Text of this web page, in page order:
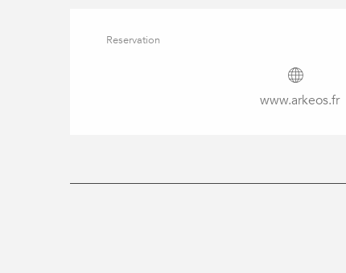
Reservation
www.arkeos.fr